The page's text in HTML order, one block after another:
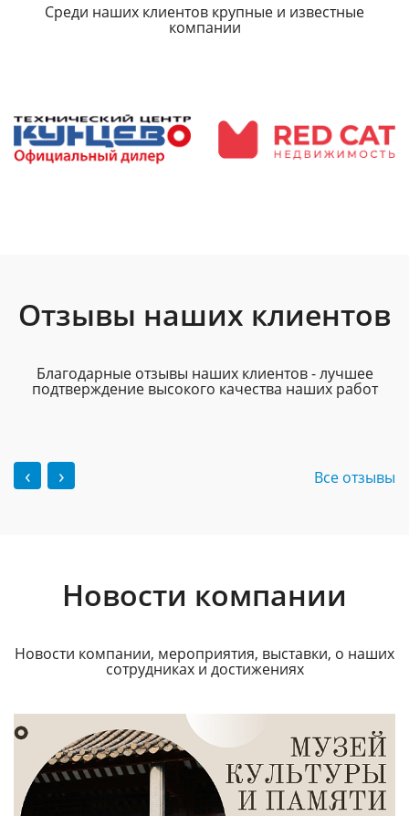
Среди наших клиентов крупные и известные
компании
Отзывы наших клиентов
Благодарные отзывы наших клиентов - лучшее
подтверждение высокого качества наших работ
‹ › Все отзывы
Новости компании
Новости компании, мероприятия, выставки, о наших
сотрудниках и достижениях